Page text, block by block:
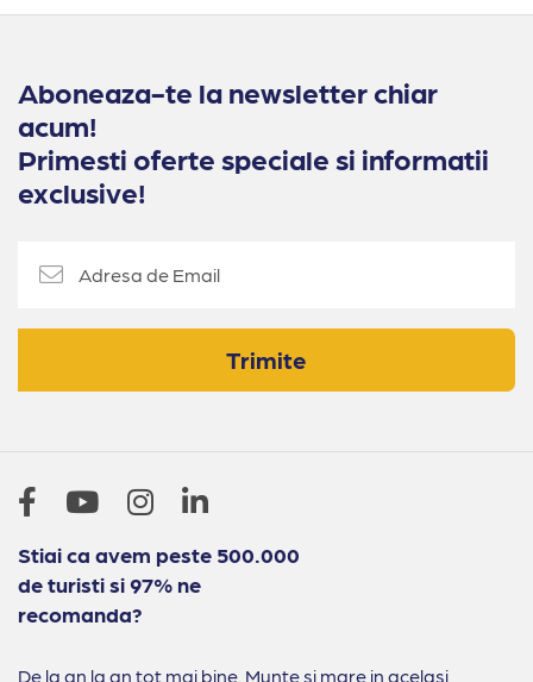
Aboneaza-te la newsletter chiar
acum!
Primesti oferte speciale si informatii
exclusive!
Trimite
Stiai ca avem peste 500.000
de turisti si 97% ne
recomanda?
De la an la an tot mai bine. Munte si mare in acelasi